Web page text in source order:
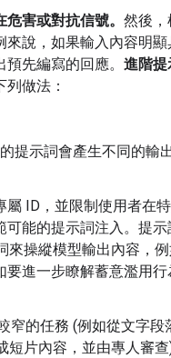
害或對抗信號。 然後，
說，如果輸入內容明
先編寫的回應。 進階提
做法：
提示詞會產生不同的輸
屬 ID，並限制使用者在
能的提示詞注入。提
來操縱模型輸出內容，
進一步瞭解蓄意濫用行
窄的任務 (例如從文字段
短片內容，並由專人審